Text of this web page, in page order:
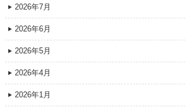
2026年7月
2026年6月
2026年5月
2026年4月
2026年1月